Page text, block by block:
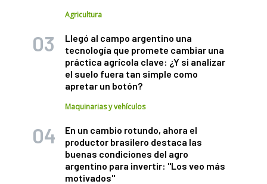
Agricultura
Llegó al campo argentino una
tecnología que promete cambiar una
práctica agrícola clave: ¿Y si analizar
el suelo fuera tan simple como
apretar un botón?
Maquinarias y vehículos
En un cambio rotundo, ahora el
productor brasilero destaca las
buenas condiciones del agro
argentino para invertir: "Los veo más
motivados"